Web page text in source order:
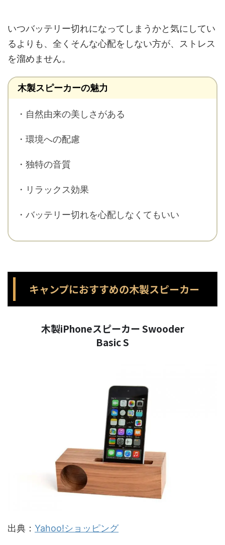
いつバッテリー切れになってしまうかと気にしてい
るよりも、全くそんな心配をしない方が、ストレス
を溜めません。
木製スピーカーの魅力
・自然由来の美しさがある
・環境への配慮
・独特の音質
・リラックス効果
・バッテリー切れを心配しなくてもいい
キャンプにおすすめの木製スピーカー
木製iPhoneスピーカー Swooder
Basic S
出典： Yahoo!ショッピング